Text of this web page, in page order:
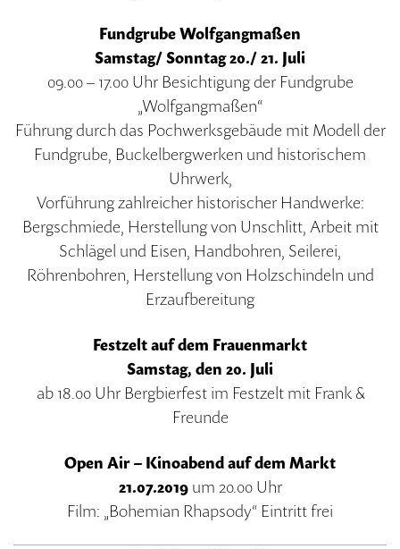
Fundgrube Wolfgangmaßen
Samstag/ Sonntag 20./ 21. Juli
09.00 – 17.00 Uhr Besichtigung der Fundgrube
„Wolfgangmaßen“
Führung durch das Pochwerksgebäude mit Modell der
Fundgrube, Buckelbergwerken und historischem
Uhrwerk,
Vorführung zahlreicher historischer Handwerke:
Bergschmiede, Herstellung von Unschlitt, Arbeit mit
Schlägel und Eisen, Handbohren, Seilerei,
Röhrenbohren, Herstellung von Holzschindeln und
Erzaufbereitung
Festzelt auf dem Frauenmarkt
Samstag, den 20. Juli
ab 18.00 Uhr Bergbierfest im Festzelt mit Frank &
Freunde
Open Air – Kinoabend auf dem Markt
21.07.2019um 20.00 Uhr
Film: „Bohemian Rhapsody“ Eintritt frei